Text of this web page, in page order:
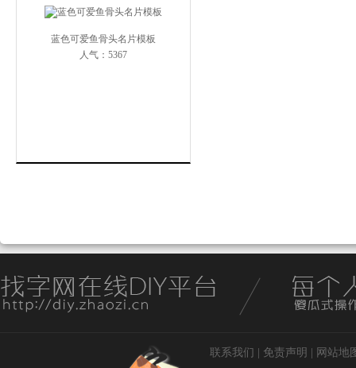
蓝色可爱鱼骨头名片模板
人气：5367
联系我们 免责声明
网站地